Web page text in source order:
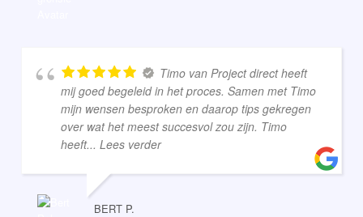
Timo van Project direct heeft
mij goed begeleid in het proces. Samen met Timo
mijn wensen besproken en daarop tips gekregen
over wat het meest succesvol zou zijn. Timo
heeft... Lees verder
BERT P.